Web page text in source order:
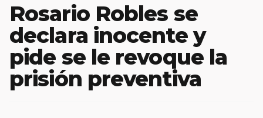
Rosario Robles se
declara inocente y
pide se le revoque la
prisión preventiva